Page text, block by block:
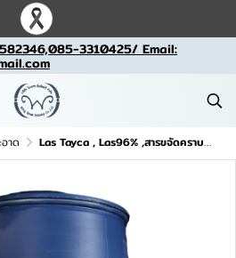
3310425/ Email:
าด Las Tayca , Las96% ,สารขจัดคราบ 96%, Neopelex FS